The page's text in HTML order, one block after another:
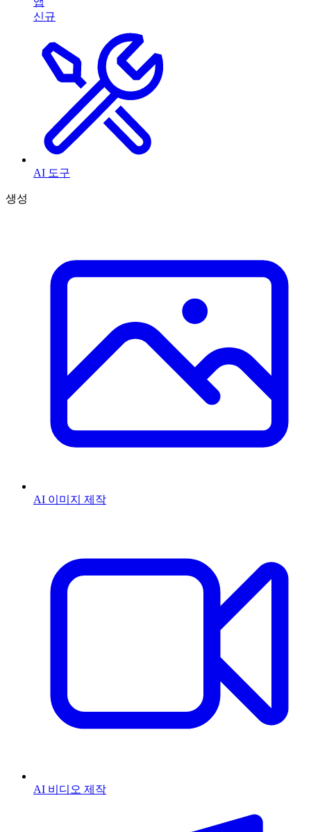
신규
AI 도구
생성
AI 이미지 제작
AI 비디오 제작